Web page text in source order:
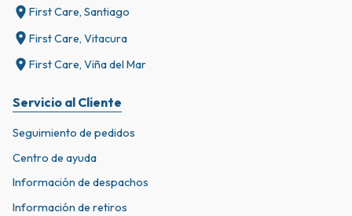
First Care, Santiago
First Care, Vitacura
First Care, Viña del Mar
Servicio al Cliente
Seguimiento de pedidos
Centro de ayuda
Información de despachos
Información de retiros